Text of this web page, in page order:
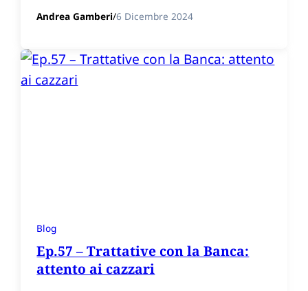
Andrea Gamberi/6 Dicembre 2024
Blog
Ep.57 – Trattative con la Banca:
attento ai cazzari